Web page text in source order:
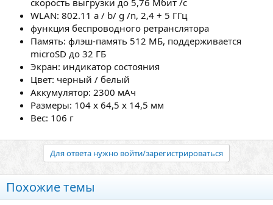
WLAN: 802.11 a / b/ g /n, 2,4 + 5 ГГц
функция беспроводного ретранслятора
Память: флэш-память 512 МБ, поддерживается
microSD до 32 ГБ
Экран: индикатор состояния
Цвет: черный / белый
Аккумулятор: 2300 мАч
Размеры: 104 x 64,5 x 14,5 мм
Вес: 106 г
Для ответа нужно войти/зарегистрироваться
Похожие темы